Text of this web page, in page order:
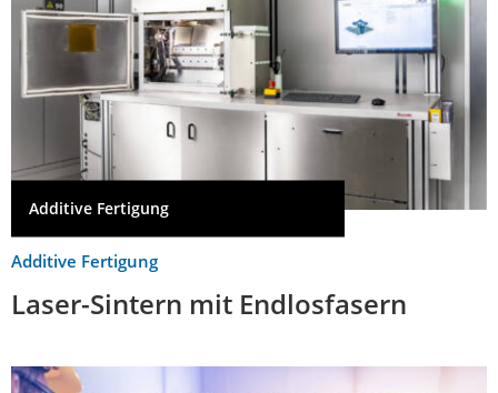
Additive Fertigung
Additive Fertigung
Laser-Sintern mit Endlosfasern